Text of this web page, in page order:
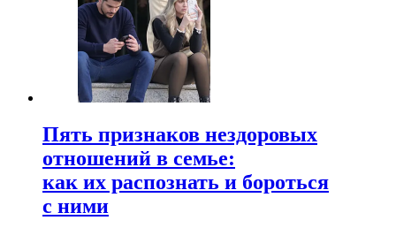
Пять признаков нездоровых
отношений в семье:
как их распознать и бороться
с ними